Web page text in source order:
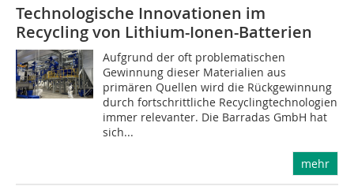
Technologische Innovationen im
Recycling von Lithium-Ionen-Batterien
Aufgrund der oft problematischen
Gewinnung dieser Materialien aus
primären Quellen wird die Rückgewinnung
durch fortschrittliche Recyclingtechnologien
immer relevanter. Die Barradas GmbH hat
sich...
mehr